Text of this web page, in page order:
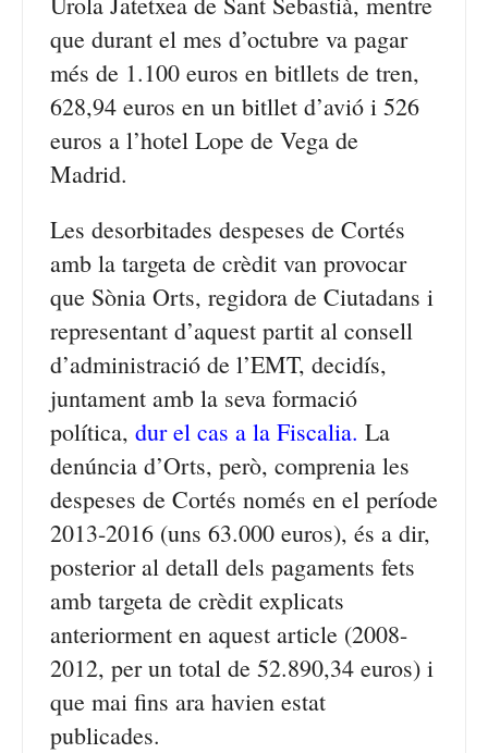
que durant el mes d’octubre va pagar
més de 1.100 euros en bitllets de tren,
628,94 euros en un bitllet d’avió i 526
euros a l’hotel Lope de Vega de
Madrid.
Les desorbitades despeses de Cortés
amb la targeta de crèdit van provocar
que Sònia Orts, regidora de Ciutadans i
representant d’aquest partit al consell
d’administració de l’EMT, decidís,
juntament amb la seva formació
política, dur el cas a la Fiscalia. La
denúncia d’Orts, però, comprenia les
despeses de Cortés només en el període
2013-2016 (uns 63.000 euros), és a dir,
posterior al detall dels pagaments fets
amb targeta de crèdit explicats
anteriorment en aquest article (2008-
2012, per un total de 52.890,34 euros) i
que mai fins ara havien estat
publicades.